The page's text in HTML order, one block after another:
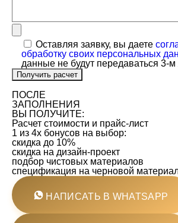
Оставляя заявку, вы даете
обработку своих персональных
данные не будут передаваться 3-
ПОСЛЕ
ЗАПОЛНЕНИЯ
ВЫ ПОЛУЧИТЕ:
Расчет стоимости и прайс-лист
1 из 4х бонусов на выбор:
скидка до 10%
скидка на дизайн-проект
подбор чистовых материалов
спецификация на черновой
НАПИСАТЬ В WHATSAPP